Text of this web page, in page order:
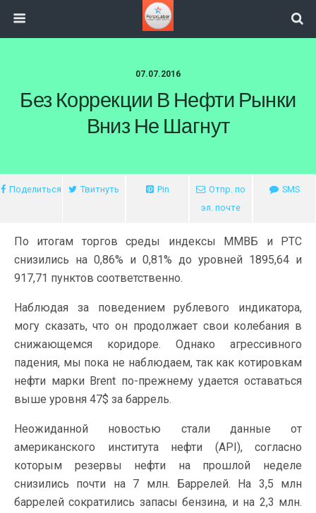
07.07.2016
Без Коррекции В Нефти Рынки
Вниз Не Шагнут
Поделиться Твитнуть Pin
Отпр. по
эл. почте
SMS
По итогам торгов среды индексы ММВБ и РТС
снизились на 0,86% и 0,81% до уровней 1895,64 и
917,71 пунктов соответственно.
Наблюдая за поведением рублевого индикатора,
могу сказать, что он продолжает свои колебания в
снижающемся коридоре. Однако агрессивного
падения, мы пока не наблюдаем, так как котировкам
нефти марки Brent по-прежнему удается оставаться
выше уровня 47$ за баррель.
Неожиданной новостью стали данные от
американского института нефти (API), согласно
которым резервы нефти на прошлой неделе
снизились почти на 7 млн. Баррелей. На 3,5 млн
баррелей сократились запасы бензина, и на 2,3 млн.